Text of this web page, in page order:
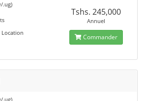
.ug)
Location
Tshs. 245,000
Annuel
Commander
.ug)